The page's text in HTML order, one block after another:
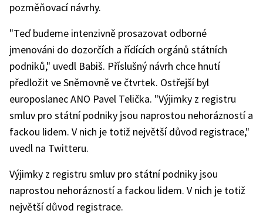
pozměňovací návrhy.
"Teď budeme intenzivně prosazovat odborné
jmenováni do dozorčích a řídících orgánů státních
podniků," uvedl Babiš. Příslušný návrh chce hnutí
předložit ve Sněmovně ve čtvrtek. Ostřejší byl
europoslanec ANO Pavel Telička. "Výjimky z registru
smluv pro státní podniky jsou naprostou nehorázností a
fackou lidem. V nich je totiž největší důvod registrace,"
uvedl na Twitteru.
Výjimky z registru smluv pro státní podniky jsou
naprostou nehorázností a fackou lidem. V nich je totiž
největší důvod registrace.